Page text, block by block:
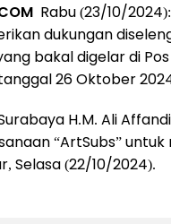
Rabu (23/10/
dukungan
bakal digelar di
26 Oktober
H.M. Ali
“ArtSubs”
Selasa (22/10/2024).